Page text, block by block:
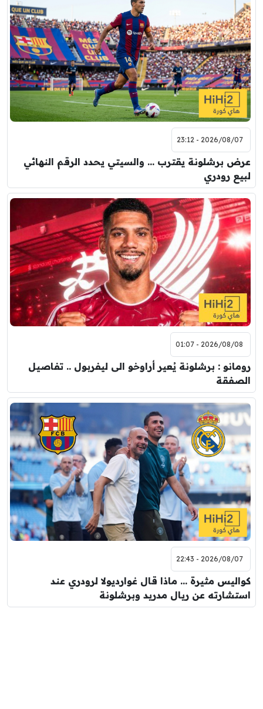
2026/08/07 - 23:12
عرض برشلونة يقترب … والسيتي يحدد الرقم النهائي
لبيع رودري
2026/08/08 - 01:07
رومانو : برشلونة يُعير أراوخو الى ليفربول .. تفاصيل
الصفقة
2026/08/07 - 22:43
كواليس مثيرة … ماذا قال غوارديولا لرودري عند
استشارته عن ريال مدريد وبرشلونة